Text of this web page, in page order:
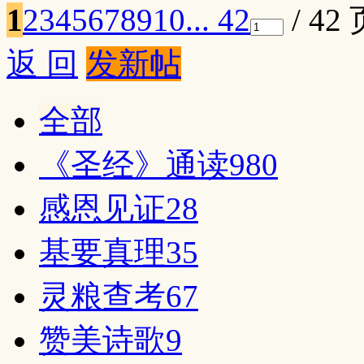
12345678910... 42
/ 42
返 回 发新帖
全部
《圣经》通读980
感恩见证28
基要真理35
灵粮查考67
赞美诗歌9